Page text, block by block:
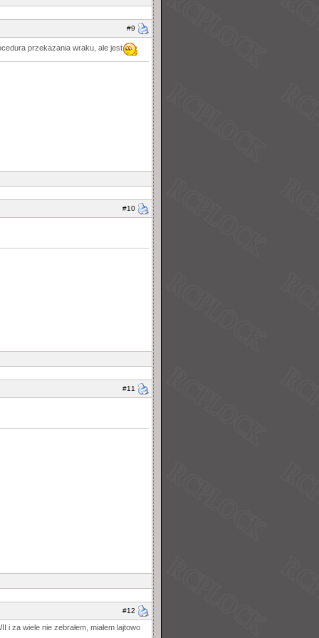
#9
przekazania wraku, ale jest
#10
#11
#12
i za wiele nie zebrałem, miałem lajtowo